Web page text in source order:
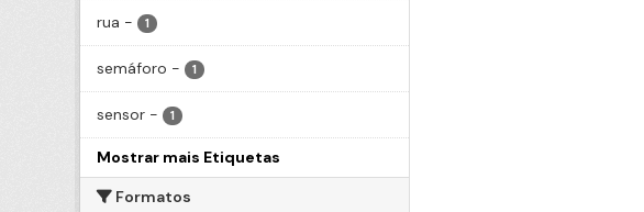
rua - 1
semáforo - 1
sensor - 1
Mostrar mais Etiquetas
Formatos